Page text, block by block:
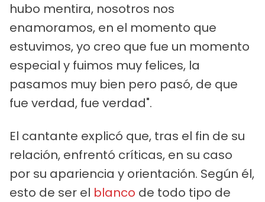
hubo mentira, nosotros nos
enamoramos, en el momento que
estuvimos, yo creo que fue un momento
especial y fuimos muy felices, la
pasamos muy bien pero pasó, de que
fue verdad, fue verdad".
El cantante explicó que, tras el fin de su
relación, enfrentó críticas, en su caso
por su apariencia y orientación. Según él,
esto de ser el blanco de todo tipo de